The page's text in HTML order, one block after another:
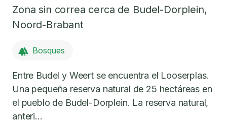
Zona sin correa cerca de Budel-Dorplein,
Noord-Brabant
Bosques
Entre Budel y Weert se encuentra el Looserplas.
Una pequeña reserva natural de 25 hectáreas en
el pueblo de Budel-Dorplein. La reserva natural,
anteri...